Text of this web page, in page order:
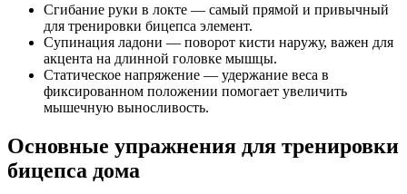
Сгибание руки в локте — самый прямой и привычный
для тренировки бицепса элемент.
Супинация ладони — поворот кисти наружу, важен для
акцента на длинной головке мышцы.
Статическое напряжение — удержание веса в
фиксированном положении помогает увеличить
мышечную выносливость.
Основные упражнения для тренировки
бицепса дома